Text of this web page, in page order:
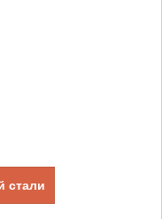
стали